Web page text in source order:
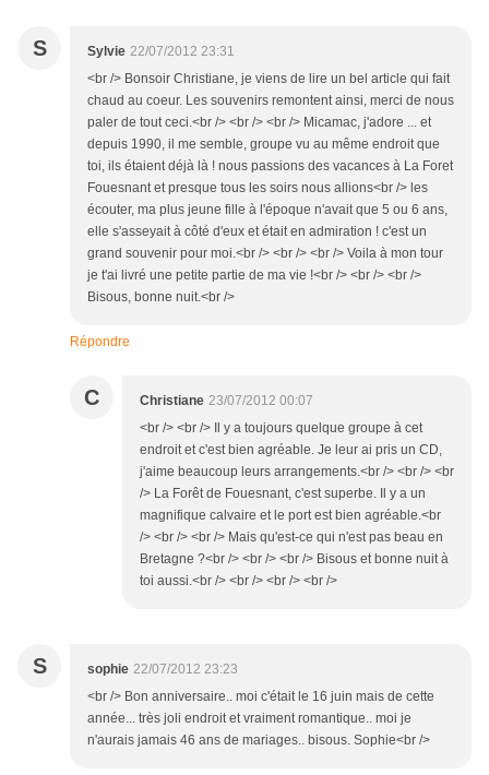
S Sylvie 22/07/2012 23:31
<br /> Bonsoir Christiane, je viens de lire un bel article qui fait
chaud au coeur. Les souvenirs remontent ainsi, merci de nous
paler de tout ceci.<br /> <br /> <br /> Micamac, j'adore ... et
depuis 1990, il me semble, groupe vu au même endroit que
toi, ils étaient déjà là ! nous passions des vacances à La Foret
Fouesnant et presque tous les soirs nous allions<br /> les
écouter, ma plus jeune fille à l'époque n'avait que 5 ou 6 ans,
elle s'asseyait à côté d'eux et était en admiration ! c'est un
grand souvenir pour moi.<br /> <br /> <br /> Voila à mon tour
je t'ai livré une petite partie de ma vie !<br /> <br /> <br />
Bisous, bonne nuit.<br />
Répondre
C Christiane 23/07/2012 00:07
<br /> <br /> Il y a toujours quelque groupe à cet
endroit et c'est bien agréable. Je leur ai pris un CD,
j'aime beaucoup leurs arrangements.<br /> <br /> <br
/> La Forêt de Fouesnant, c'est superbe. Il y a un
magnifique calvaire et le port est bien agréable.<br
/> <br /> <br /> Mais qu'est-ce qui n'est pas beau en
Bretagne ?<br /> <br /> <br /> Bisous et bonne nuit à
toi aussi.<br /> <br /> <br /> <br />
S sophie 22/07/2012 23:23
<br /> Bon anniversaire.. moi c'était le 16 juin mais de cette
année... très joli endroit et vraiment romantique.. moi je
n'aurais jamais 46 ans de mariages.. bisous. Sophie<br />